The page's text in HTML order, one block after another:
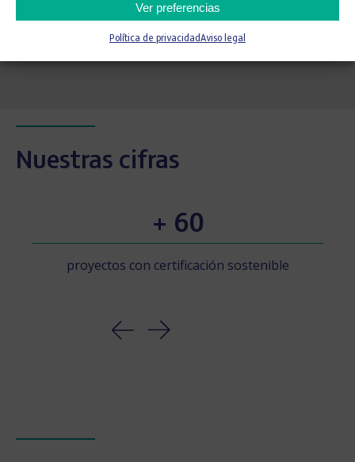
Ver preferencias
Política de privacidadAviso legal
Sala de prensa
Nuestras cifras
+ 60
proyectos con certificación sostenible